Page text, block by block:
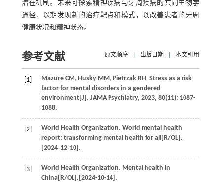
潜在机制。未来可探索精神疾病与牙周疾病的共同生物学
途径，以期发现新的治疗靶点和模式，以改善患者的牙周
健康状况和精神状态。
参考文献 原文顺序 出版日期 本文引用
[1] Mazure CM, Husky MM, Pietrzak RH. Stress as a risk
factor for mental disorders in a gendered
environment[J]. JAMA Psychiatry, 2023, 80(11): 1087-
1088.
[2]
World Health Organization. World mental health
report: transforming mental health for all[R/OL].
[2024‑12‑10].
[3]
World Health Organization. Mental health in
China[R/OL].[2024-10-14].